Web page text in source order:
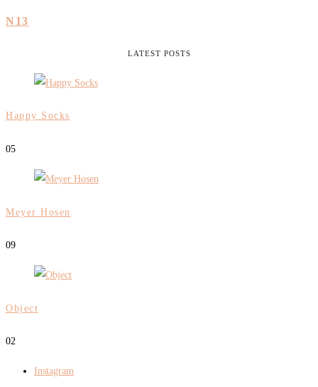
N13
LATEST POSTS
Happy Socks
05
Meyer Hosen
09
Object
02
Instagram